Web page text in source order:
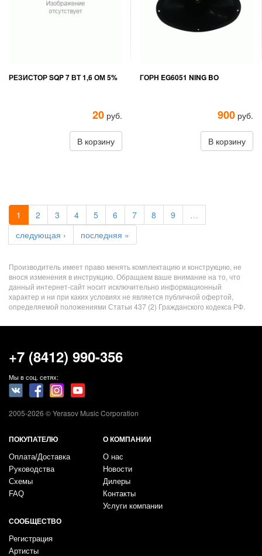
РЕЗИСТОР SQP 7 ВТ 1,6 ОМ 5%
20 руб.
В корзину
ГОРН EG6051 NING BO
900 руб.
В корзину
1 2 3 4 5 6 7 8 9
…
следующая ›
последняя »
Производитель имеет право менять комплектацию и конструкцию, не
внося изменения в инструкцию. Обращаем ваше внимание на то, что
данный интернет-сайт носит исключительно информационный
характер и ни при каких условиях не является публичной офертой,
определяемой положениями Статьи 437 (2) Гражданского кодекса РФ.
+7 (8412) 990-356
Мы в соц. сетях:
2005-2026 © Yerasov Music Corporation
ПОКУПАТЕЛЮ
Оплата/Доставка
Руководства
Схемы
FAQ
О КОМПАНИИ
О нас
Новости
Дилеры
Контакты
Услуги компании
СООБЩЕСТВО
Регистрация
Артисты